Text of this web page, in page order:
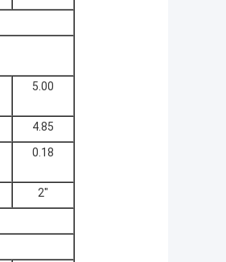
5.00
4.85
0.18
2"